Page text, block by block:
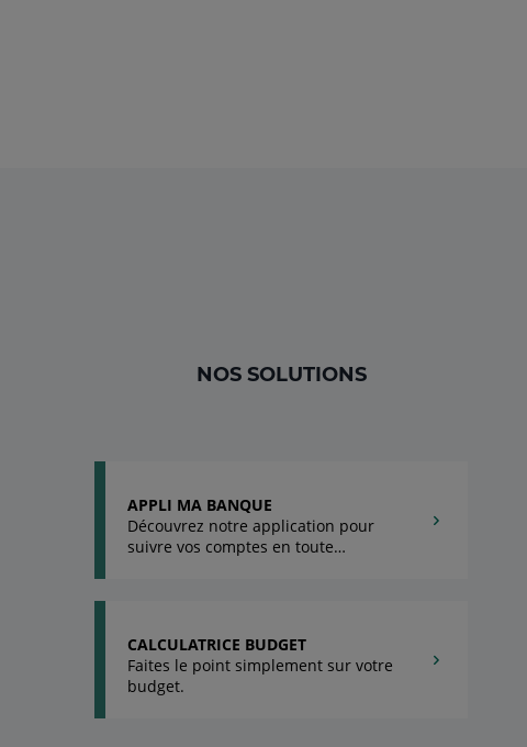
NOS SOLUTIONS
APPLI MA BANQUE
Découvrez notre application pour
suivre vos comptes en toute
CALCULATRICE BUDGET
Faites le point simplement sur votre
budget.